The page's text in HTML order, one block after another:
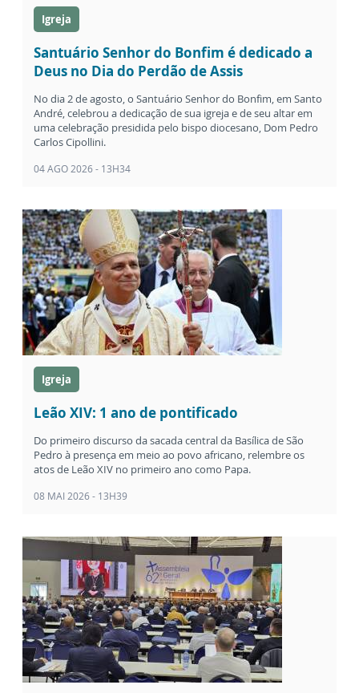
Igreja
Santuário Senhor do Bonfim é dedicado a
Deus no Dia do Perdão de Assis
No dia 2 de agosto, o Santuário Senhor do Bonfim, em Santo
André, celebrou a dedicação de sua igreja e de seu altar em
uma celebração presidida pelo bispo diocesano, Dom Pedro
Carlos Cipollini.
04 AGO 2026 - 13H34
Igreja
Leão XIV: 1 ano de pontificado
Do primeiro discurso da sacada central da Basílica de São
Pedro à presença em meio ao povo africano, relembre os
atos de Leão XIV no primeiro ano como Papa.
08 MAI 2026 - 13H39